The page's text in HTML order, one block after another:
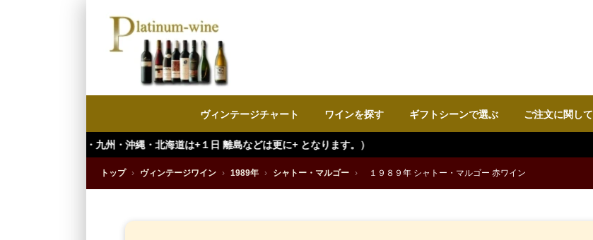
ヴィンテージチャート ワインを探す ギフトシーンで選ぶ ご注文に関して
州・沖縄・北海道は+１日 離島などは更に+ となります。）
トップ › ヴィンテージワイン › 1989年 › シャトー・マルゴー › １９８９年 シャトー・マルゴー 赤ワイン